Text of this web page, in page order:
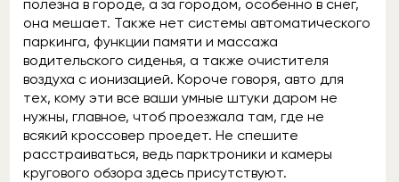
полезна в городе, а за городом, особенно в снег,
она мешает. Также нет системы автоматического
паркинга, функции памяти и массажа
водительского сиденья, а также очистителя
воздуха с ионизацией. Короче говоря, авто для
тех, кому эти все ваши умные штуки даром не
нужны, главное, чтоб проезжала там, где не
всякий кроссовер проедет. Не спешите
расстраиваться, ведь парктроники и камеры
кругового обзора здесь присутствуют.